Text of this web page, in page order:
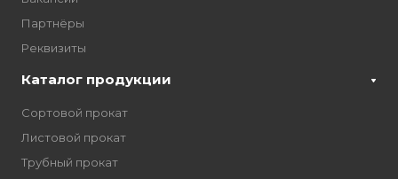
Партнёры
Реквизиты
Каталог продукции
Сортовой прокат
Листовой прокат
Трубный прокат